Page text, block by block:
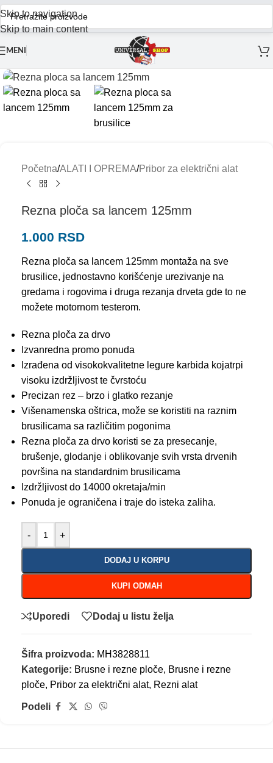
Skip to navigation
Skip to main content
MENI
Početna/ALATI I OPREMA/Pribor za električni alat
Rezna ploča sa lancem 125mm
1.000 RSD
Rezna ploča sa lancem 125mm montaža na sve
brusilice, jednostavno korišćenje urezivanje na
gredama i rogovima i druga rezanja drveta gde to ne
možete motornom testerom.
Rezna ploča za drvo
Izvanredna promo ponuda
Izrađena od visokokvalitetne legure karbida kojatrpi
visoku izdržljivost te čvrstoću
Precizan rez – brzo i glatko rezanje
Višenamenska oštrica, može se koristiti na raznim
brusilicama sa različitim pogonima
Rezna ploča za drvo koristi se za presecanje,
brušenje, glodanje i oblikovanje svih vrsta drvenih
površina na standardnim brusilicama
Izdržljivost do 14000 okretaja/min
Ponuda je ograničena i traje do isteka zaliha.
- +
DODAJ U KORPU
KUPI ODMAH
Uporedi Dodaj u listu želja
Šifra proizvoda: MH3828811
Kategorije: Brusne i rezne ploče, Brusne i rezne
ploče, Pribor za električni alat, Rezni alat
Podeli